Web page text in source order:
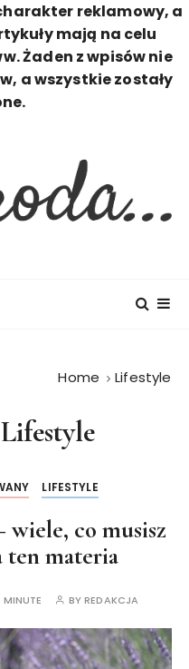
reklamowy, a
mają na celu
Żaden z wpisów nie
a wszystkie zostały
Home Lifestyle
Lifestyle
LIFESTYLE
co musisz
ten materia
MINUTE BYREDAKCJA